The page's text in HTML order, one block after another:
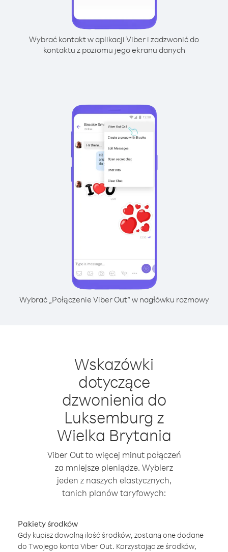
Wybrać kontakt w aplikacji Viber i zadzwonić do
kontaktu z poziomu jego ekranu danych
Wybrać „Połączenie Viber Out” w nagłówku rozmowy
Wskazówki
dotyczące
dzwonienia do
Luksemburg z
Wielka Brytania
Viber Out to więcej minut połączeń
za mniejsze pieniądze. Wybierz
jeden z naszych elastycznych,
tanich planów taryfowych:
Pakiety środków
Gdy kupisz dowolną ilość środków, zostaną one dodane
do Twojego konta Viber Out. Korzystając ze środków,